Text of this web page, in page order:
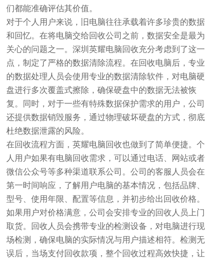
们都能准确评估其价值。
对于个人用户来说，旧电脑往往承载着许多珍贵的数据
和回忆。在将电脑交给回收公司之前，数据安全是最为
关心的问题之一。深圳英耀电脑回收充分考虑到了这一
点，制定了严格的数据清除流程。在回收电脑后，专业
的数据处理人员会使用专业的数据清除软件，对电脑硬
盘进行多次覆盖式擦除，确保硬盘中的数据无法被恢
复。同时，对于一些有特殊数据保护需求的用户，公司
还提供数据销毁服务，通过物理破坏硬盘的方式，彻底
杜绝数据泄露的风险。
在回收流程方面，英耀电脑回收也做到了简单便捷。个
人用户如果有电脑回收需求，可以通过电话、网站或者
微信公众号等多种渠道联系公司。公司的客服人员会在
第一时间响应，了解用户电脑的基本情况，包括品牌、
型号、使用年限、配置等信息，并初步给出回收价格。
如果用户对价格满意，公司会安排专业的回收人员上门
取货。回收人员会携带专业的检测设备，对电脑进行现
场检测，确保电脑的实际情况与用户描述相符。检测无
误后，当场支付回收款项，整个回收过程高效快捷，让